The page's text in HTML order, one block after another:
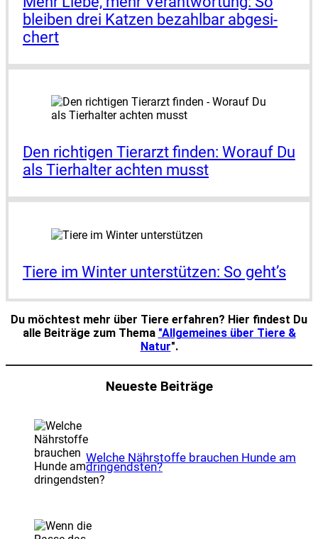
blei­ben drei Kat­zen bezahl­bar abge­si­
chert
Den rich­ti­gen Tier­arzt fin­den: Wor­auf Du
als Tier­hal­ter ach­ten musst
Tie­re im Win­ter unter­stüt­zen: So geht’s
Du möchtest mehr über Tiere erfahren? Hier findest Du
alle Beiträge zum Thema "Allgemeines über Tiere &
Natur".
Neueste Beiträge
Wel­che Nähr­stof­fe brau­chen Hun­de am
drin­gends­ten?